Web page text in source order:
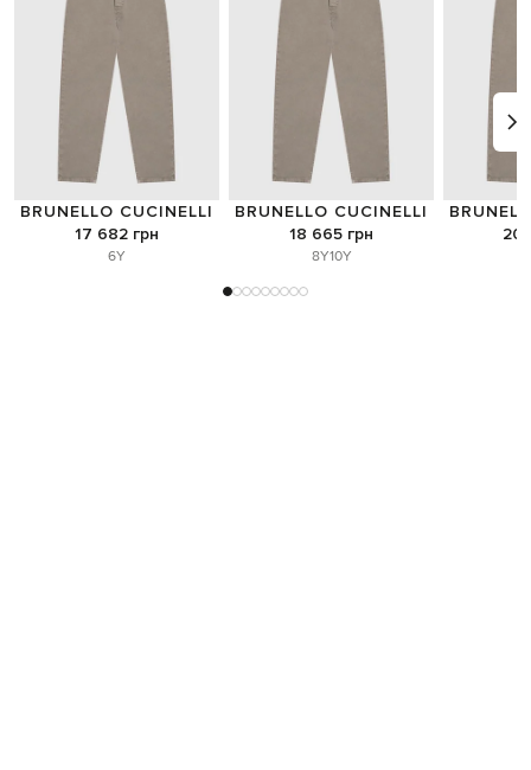
BRUNELLO CUCINELLI
17 682 грн
6Y
BRUNELLO CUCINELLI
18 665 грн
8Y10Y
20